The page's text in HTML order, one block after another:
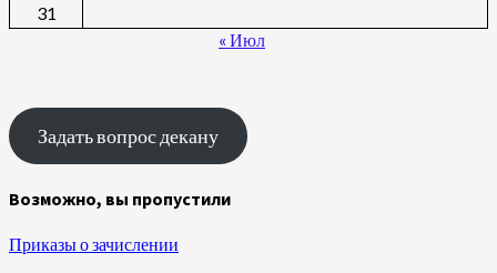
31
« Июл
Задать вопрос декану
Возможно, вы пропустили
Приказы о зачислении